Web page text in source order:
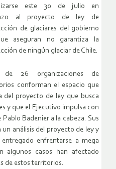
este 30 de julio en
al proyecto de ley de
de glaciares del gobierno
aseguran no garantiza la
de ningún glaciar de Chile.
de 26 organizaciones de
conforman el espacio que
del proyecto de ley que busca
y que el Ejecutivo impulsa con
Badenier a la cabeza. Sus
análisis del proyecto de ley y
enfrentarse a mega
algunos casos han afectado
de estos territorios.